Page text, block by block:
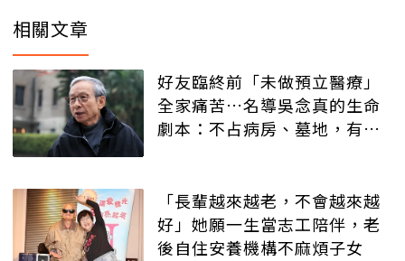
相關文章
好友臨終前「未做預立醫療」
全家痛苦…名導吳念真的生命
劇本：不占病房、墓地，有人
「長輩越來越老，不會越來越
好」她願一生當志工陪伴，老
後自住安養機構不麻煩子女